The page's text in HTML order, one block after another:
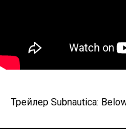
Трейлер Subnautica: